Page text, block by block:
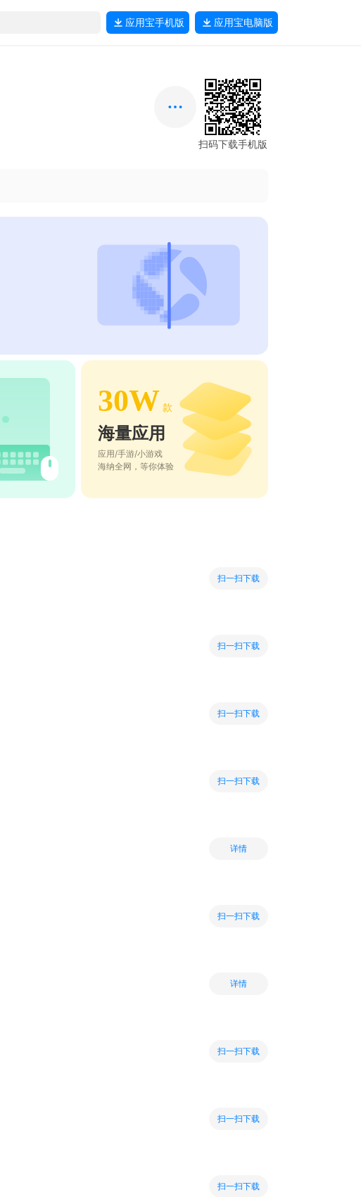
应用宝手机版 应用宝电脑版
扫码下载手机版
30W 款
海量应用
应用/手游/小游戏
海纳全网，等你体验
扫一扫下载
扫一扫下载
扫一扫下载
扫一扫下载
详情
扫一扫下载
详情
扫一扫下载
扫一扫下载
扫一扫下载